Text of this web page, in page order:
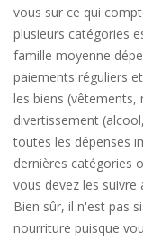
vous sur ce qui
plusieurs catégories
famille moyenne
paiements réguliers
les biens (vêtements,
divertissement
toutes les dépenses
dernières catégories
vous devez les
Bien sûr, il n'est pas
nourriture puisque